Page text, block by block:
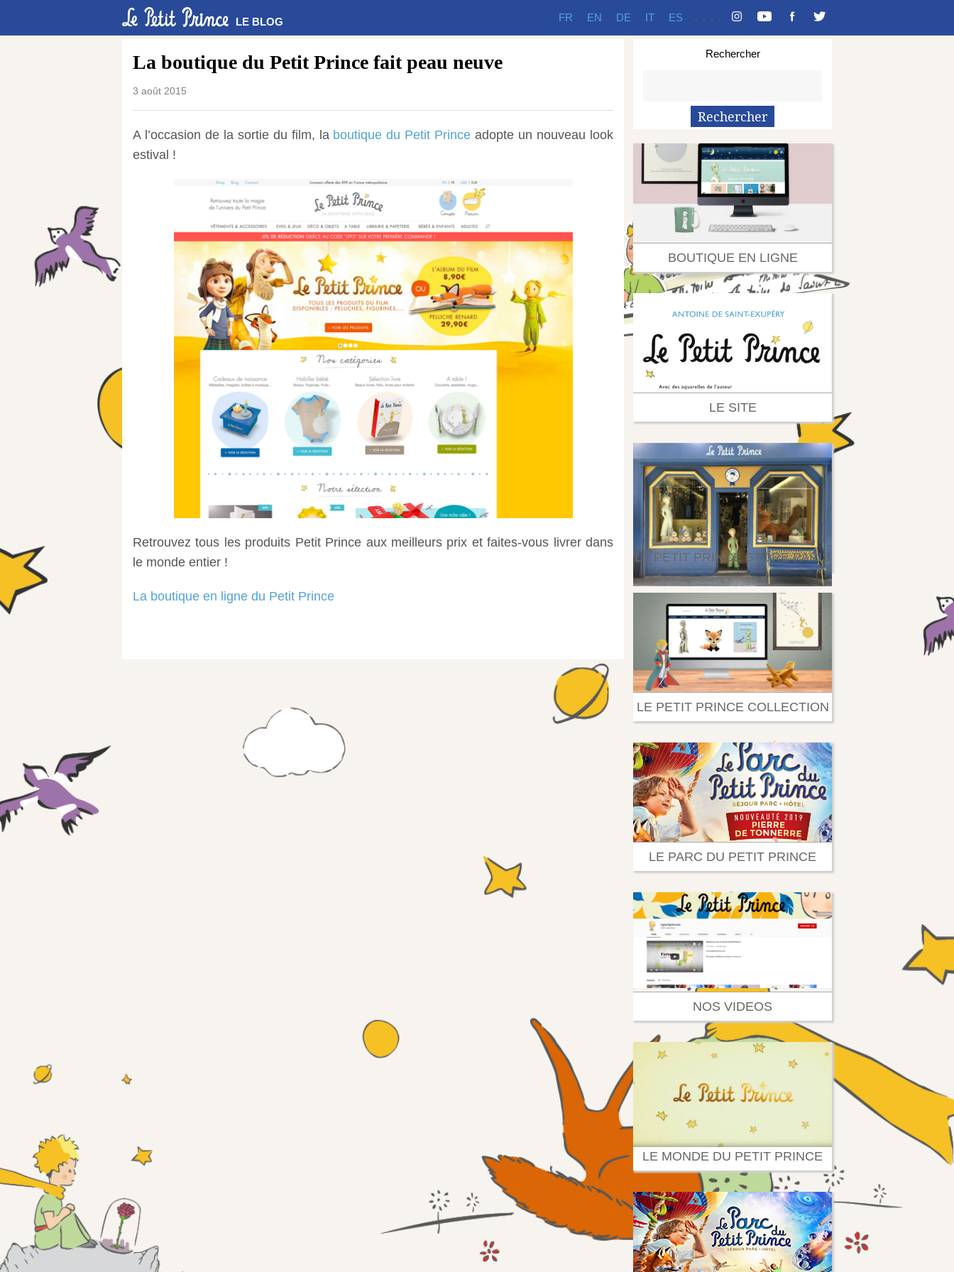
LE BLOG - - - -
FR EN DE IT ES
La boutique du Petit Prince fait peau neuve
3 août 2015
A l’occasion de la sortie du film, la boutique du Petit Prince adopte un nouveau look
estival !
Retrouvez tous les produits Petit Prince aux meilleurs prix et faites-vous livrer dans
le monde entier !
La boutique en ligne du Petit Prince
Rechercher
BOUTIQUE EN LIGNE
LE SITE
LE PETIT PRINCE STORE PARIS
LE PETIT PRINCE COLLECTION
LE PARC DU PETIT PRINCE
NOS VIDEOS
LE MONDE DU PETIT PRINCE